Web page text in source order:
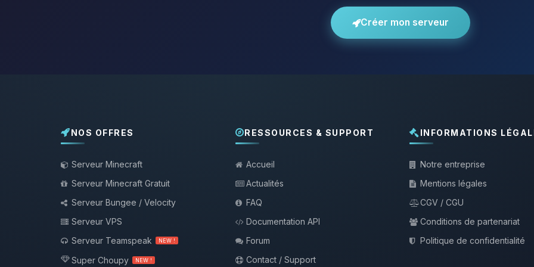
Créer mon serveur
NOS OFFRES
Serveur Minecraft
Serveur Minecraft Gratuit
Serveur Bungee / Velocity
Serveur VPS
Serveur Teamspeak
NEW !
Super Choupy NEW !
RESSOURCES & SUPPORT
Accueil
Actualités
FAQ
Documentation API
Forum
Contact / Support
INFORMATIONS
Notre entreprise
Mentions légales
CGV / CGU
Conditions de partenariat
Politique de confidentialité